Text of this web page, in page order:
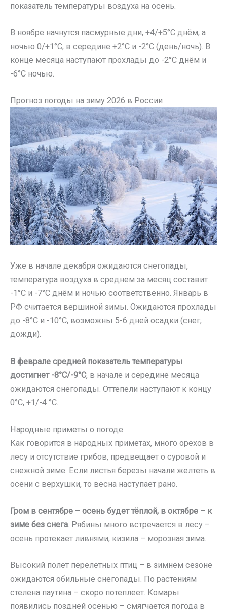
показатель температуры воздуха на осень.
В ноябре начнутся пасмурные дни, +4/+5°C днём, а
ночью 0/+1°C, в середине +2°C и -2°C (день/ночь). В
конце месяца наступают прохлады до -2°C днём и
-6°C ночью.
Прогноз погоды на зиму 2026 в России
Уже в начале декабря ожидаются снегопады,
температура воздуха в среднем за месяц составит
-1°C и -7°C днём и ночью соответственно. Январь в
РФ считается вершиной зимы. Ожидаются прохлады
до -8°C и -10°C, возможны 5-6 дней осадки (снег,
дожди).
В феврале средней показатель температуры
достигнет -8°C/-9°C, в начале и середине месяца
ожидаются снегопады. Оттепели наступают к концу
0°C, +1/-4 °C.
Народные приметы о погоде
Как говорится в народных приметах, много орехов в
лесу и отсутствие грибов, предвещает о суровой и
снежной зиме. Если листья березы начали желтеть в
осени с верхушки, то весна наступает рано.
Гром в сентябре – осень будет тёплой, в октябре – к
зиме без снега. Рябины много встречается в лесу –
осень протекает ливнями, кизила – морозная зима.
Высокий полет перелетных птиц – в зимнем сезоне
ожидаются обильные снегопады. По растениям
стелена паутина – скоро потеплеет. Комары
появились поздней осенью – смягчается погода в